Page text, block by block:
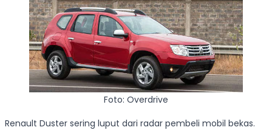
Foto: Overdrive
Renault Duster sering luput dari radar pembeli mobil bekas.